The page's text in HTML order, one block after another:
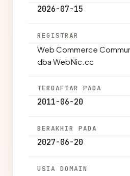
2026-07-15
REGISTRAR
Web Commerce
dba WebNic.cc
TERDAFTAR PADA
2011-06-20
BERAKHIR PADA
2027-06-20
USIA DOMAIN